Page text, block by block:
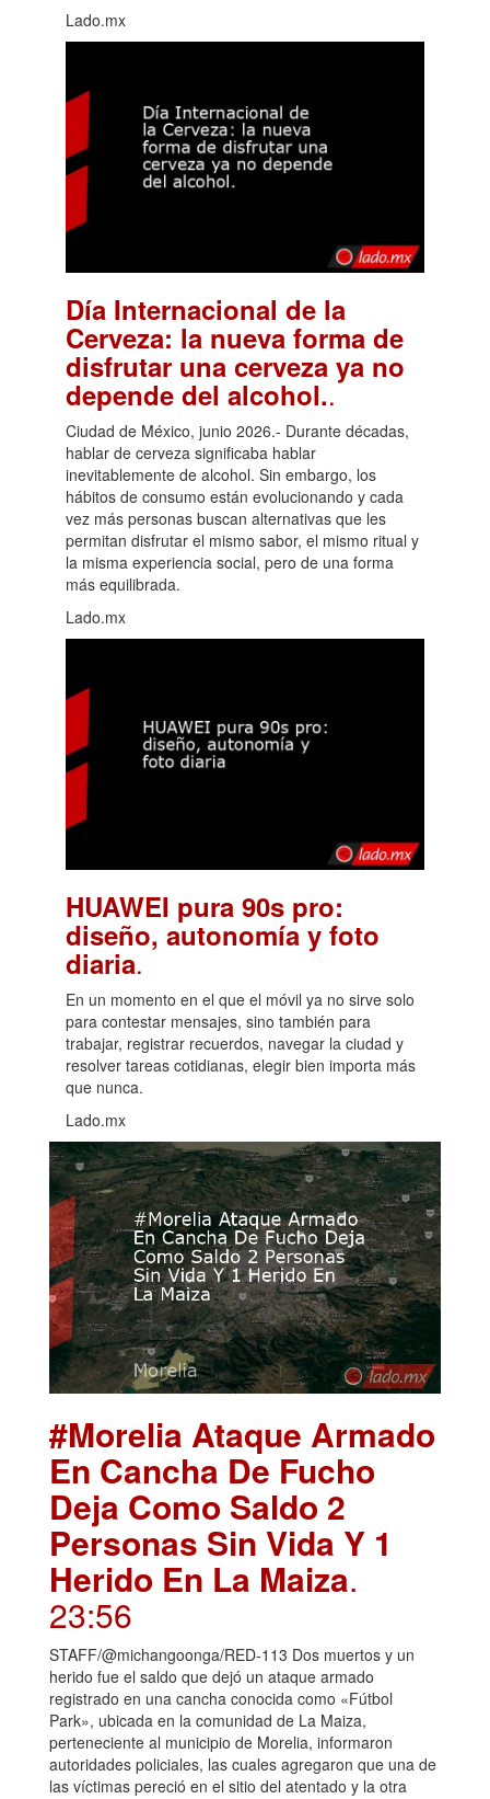
Lado.mx
Día Internacional de la
Cerveza: la nueva forma de
disfrutar una cerveza ya no
depende del alcohol..
Ciudad de México, junio 2026.- Durante décadas,
hablar de cerveza significaba hablar
inevitablemente de alcohol. Sin embargo, los
hábitos de consumo están evolucionando y cada
vez más personas buscan alternativas que les
permitan disfrutar el mismo sabor, el mismo ritual y
la misma experiencia social, pero de una forma
más equilibrada.
Lado.mx
HUAWEI pura 90s pro:
diseño, autonomía y foto
diaria.
En un momento en el que el móvil ya no sirve solo
para contestar mensajes, sino también para
trabajar, registrar recuerdos, navegar la ciudad y
resolver tareas cotidianas, elegir bien importa más
que nunca.
Lado.mx
#Morelia Ataque Armado
En Cancha De Fucho
Deja Como Saldo 2
Personas Sin Vida Y 1
Herido En La Maiza.
23:56
STAFF/@michangoonga/RED-113 Dos muertos y un
herido fue el saldo que dejó un ataque armado
registrado en una cancha conocida como «Fútbol
Park», ubicada en la comunidad de La Maiza,
perteneciente al municipio de Morelia, informaron
autoridades policiales, las cuales agregaron que una de
las víctimas pereció en el sitio del atentado y la otra